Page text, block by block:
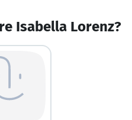
Isabella Lorenz?